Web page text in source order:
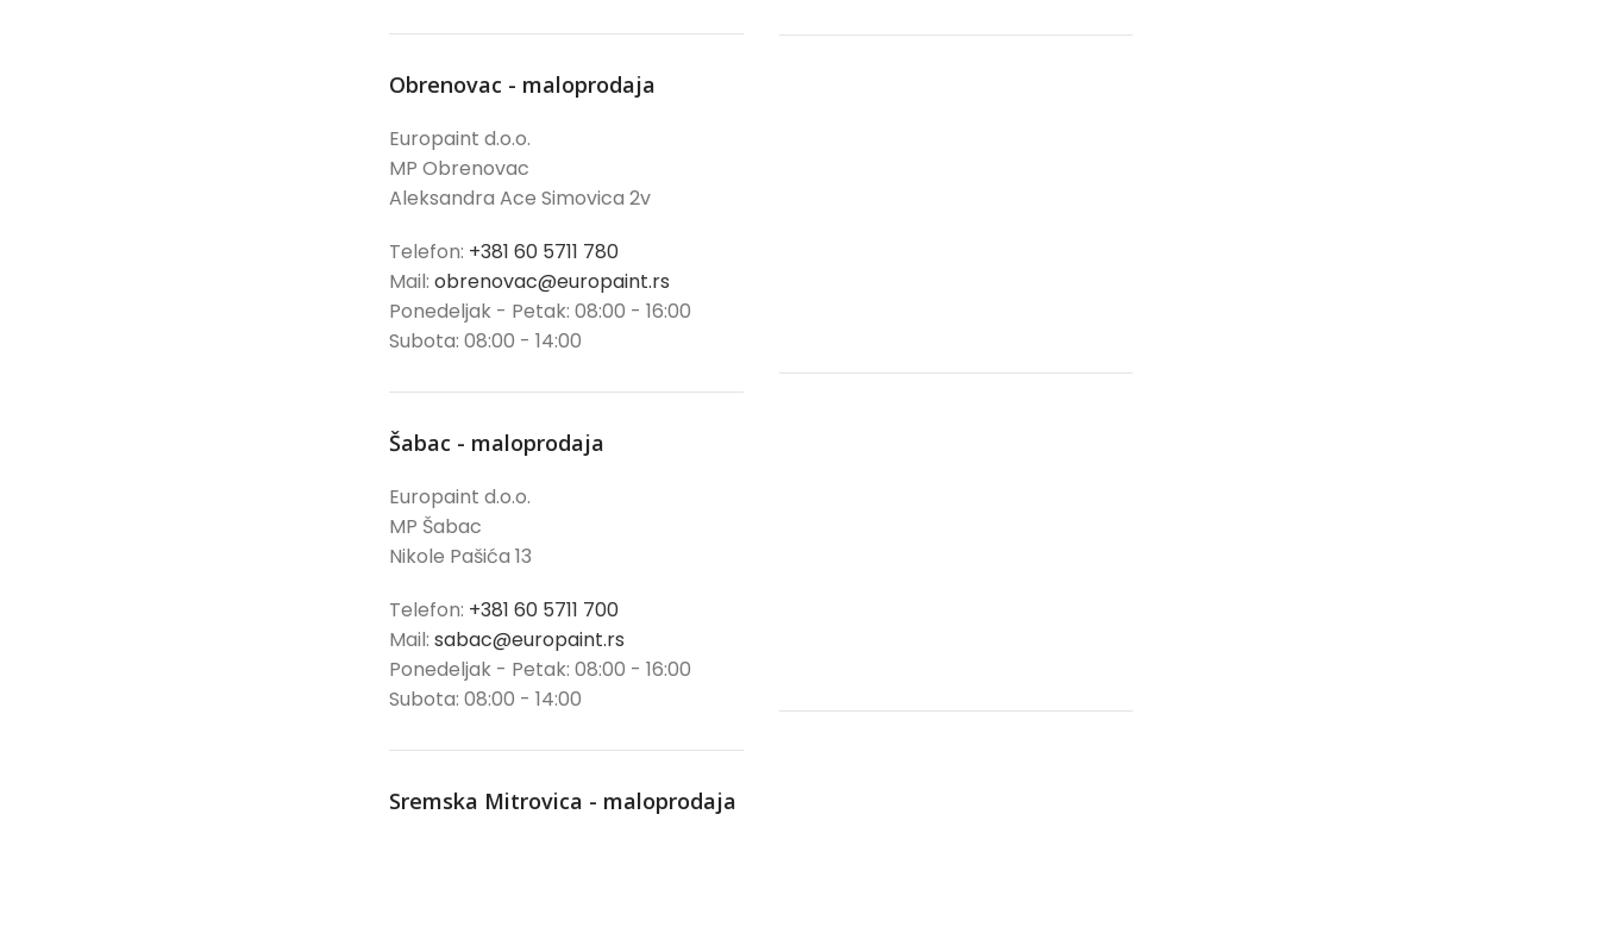
Obrenovac - maloprodaja
Europaint d.o.o.
MP Obrenovac
Aleksandra Ace Simovica 2v
Telefon: +381 60 5711 780
Mail:obrenovac@europaint.rs
Ponedeljak - Petak: 08:00 - 16:00
Subota: 08:00 - 14:00
Šabac - maloprodaja
Europaint d.o.o.
MP Šabac
Nikole Pašića 13
Telefon: +381 60 5711 700
Mail:sabac@europaint.rs
Ponedeljak - Petak: 08:00 - 16:00
Subota: 08:00 - 14:00
Sremska Mitrovica - maloprodaja